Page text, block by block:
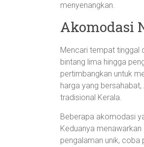
menyenangkan.
Akomodasi
Mencari tempat tinggal
bintang lima hingga
pertimbangkan untuk
harga yang
tradisional Kerala.
Beberapa akomodasi
Keduanya
pengalaman unik, coba